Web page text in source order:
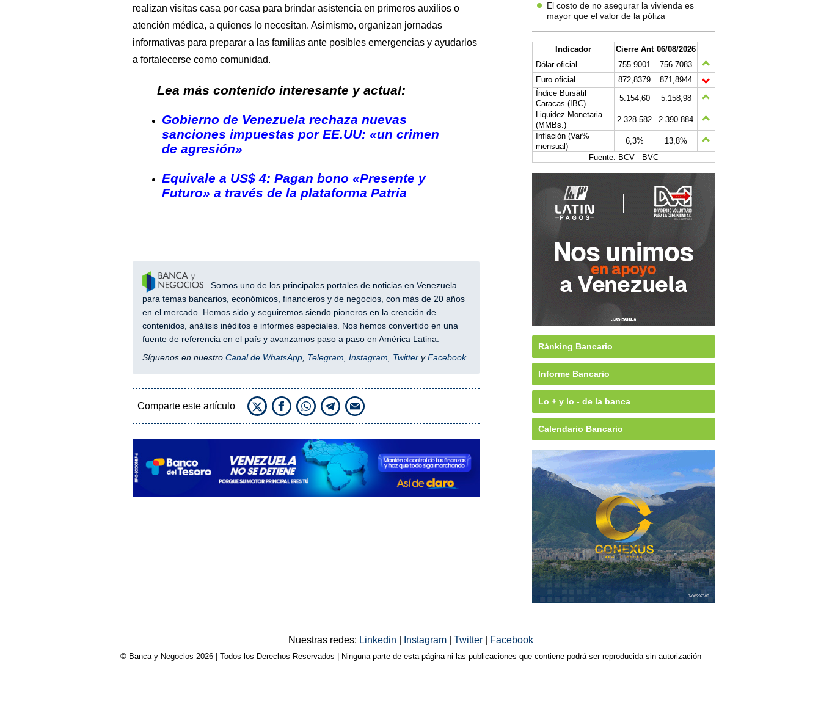
realizan visitas casa por casa para brindar asistencia en primeros auxilios o
atención médica, a quienes lo necesitan. Asimismo, organizan jornadas
informativas para preparar a las familias ante posibles emergencias y ayudarlos
a fortalecerse como comunidad.
Lea más contenido interesante y actual:
Gobierno de Venezuela rechaza nuevas
sanciones impuestas por EE.UU: «un crimen
de agresión»
Equivale a US$ 4: Pagan bono «Presente y
Futuro» a través de la plataforma Patria
Somos uno de los principales portales de noticias en Venezuela
para temas bancarios, económicos, financieros y de negocios, con más de 20 años
en el mercado. Hemos sido y seguiremos siendo pioneros en la creación de
contenidos, análisis inéditos e informes especiales. Nos hemos convertido en una
fuente de referencia en el país y avanzamos paso a paso en América Latina.
Síguenos en nuestro Canal de WhatsApp, Telegram, Instagram, TwitteryFacebook
Comparte este artículo
El costo de no asegurar la vivienda es
mayor que el valor de la póliza
Indicador Cierre Ant 06/08/2026
Dólar oficial
755.9001
756.7083
Euro oficial
872,8379
871,8944
Índice Bursátil
Caracas (IBC)
5.154,60
5.158,98
Liquidez Monetaria
(MMBs.)
2.328.582
2.390.884
Inflación (Var%
mensual)
6,3%
13,8%
Fuente: BCV - BVC
Ránking Bancario
Informe Bancario
Lo + y lo - de la banca
Calendario Bancario
Nuestras redes: Linkedin Instagram Twitter Facebook
© Banca y Negocios 2026 | Todos los Derechos Reservados | Ninguna parte de esta página ni las publicaciones que contiene podrá ser reproducida sin autorización